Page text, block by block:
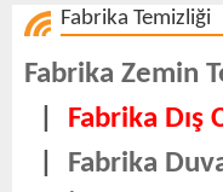
Fabrika Temizliği
Fabrika Zemin
Fabrika Dış
Fabrika